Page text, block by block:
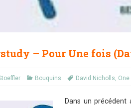
– Pour Une fois
Bouquins David Nicholls One
Dans un précédent